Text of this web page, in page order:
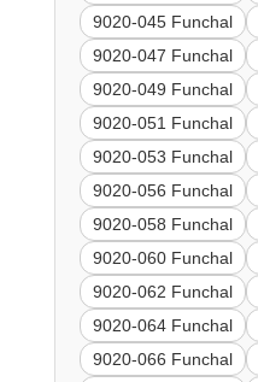
9020-045 Funchal
9020-047 Funchal
9020-049 Funchal
9020-051 Funchal
9020-053 Funchal
9020-056 Funchal
9020-058 Funchal
9020-060 Funchal
9020-062 Funchal
9020-064 Funchal
9020-066 Funchal